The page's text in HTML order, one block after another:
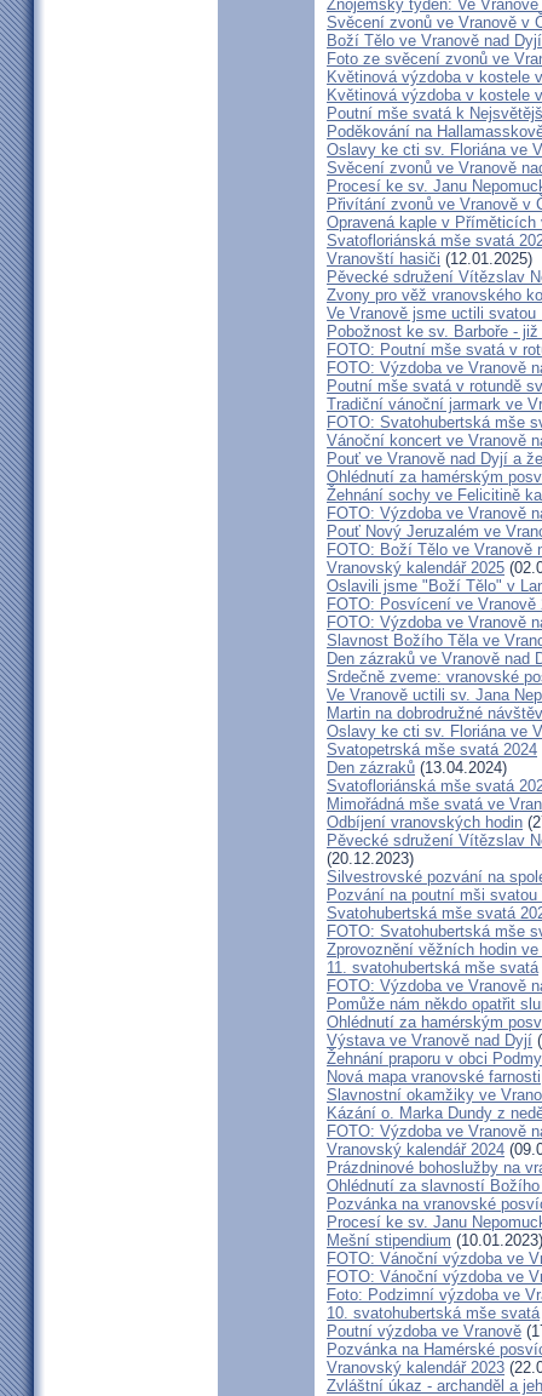
Znojemský týden: Ve
Svěcení zvonů ve Vranově v
Boží Tělo ve Vranově nad Dyjí
Foto ze svěcení zvonů ve
Květinová výzdoba v kostele
Květinová výzdoba v kostele
Poutní mše svatá k
Poděkování na
Oslavy ke cti sv. Floriána ve
Svěcení zvonů ve Vranově
Procesí ke sv. Janu
Přivítání zvonů ve Vranově v
Opravená kaple v
Svatofloriánská mše svatá
Vranovští hasiči (12.01.2025)
Pěvecké sdružení Vítězslav
Zvony pro věž vranovského
Ve Vranově jsme uctili svatou
Pobožnost ke sv. Barboře -
FOTO: Poutní mše svatá v
FOTO: Výzdoba ve Vranově
Poutní mše svatá v rotundě
Tradiční vánoční jarmark ve
FOTO: Svatohubertská mše
Vánoční koncert ve Vranově
Pouť ve Vranově nad Dyjí a
Ohlédnutí za hamérským
Žehnání sochy ve Felicitině
FOTO: Výzdoba ve Vranově
Pouť Nový Jeruzalém ve
FOTO: Boží Tělo ve Vranově
Vranovský kalendář 2025
Oslavili jsme "Boží Tělo" v
FOTO: Posvícení ve Vranově
FOTO: Výzdoba ve Vranově
Slavnost Božího Těla ve
Den zázraků ve Vranově nad
Srdečně zveme: vranovské
Ve Vranově uctili sv. Jana
Martin na dobrodružné
Oslavy ke cti sv. Floriána ve
Svatopetrská mše svatá 2024
Den zázraků (13.04.2024)
Svatofloriánská mše svatá
Mimořádná mše svatá ve
Odbíjení vranovských hodin
Pěvecké sdružení Vítězslav
(20.12.2023)
Silvestrovské pozvání na
Pozvání na poutní mši svatou
Svatohubertská mše svatá
FOTO: Svatohubertská mše
Zprovoznění věžních hodin ve
11. svatohubertská mše svatá
FOTO: Výzdoba ve Vranově
Pomůže nám někdo opatřit
Ohlédnutí za hamérským
Výstava ve Vranově nad Dyjí
Žehnání praporu v obci
Nová mapa vranovské farnosti
Slavnostní okamžiky ve
Kázání o. Marka Dundy z
FOTO: Výzdoba ve Vranově
Vranovský kalendář 2024
Prázdninové bohoslužby na
Ohlédnutí za slavností
Pozvánka na vranovské
Procesí ke sv. Janu
Mešní stipendium (10.01.2023)
FOTO: Vánoční výzdoba ve
FOTO: Vánoční výzdoba ve
Foto: Podzimní výzdoba ve
10. svatohubertská mše svatá
Poutní výzdoba ve Vranově
Pozvánka na Hamérské
Vranovský kalendář 2023
Zvláštní úkaz - archanděl a